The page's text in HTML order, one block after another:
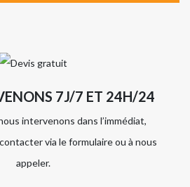
7J/7 ET 24H/24
intervenons dans l’immédiat,
via le formulaire ou à nous
appeler.